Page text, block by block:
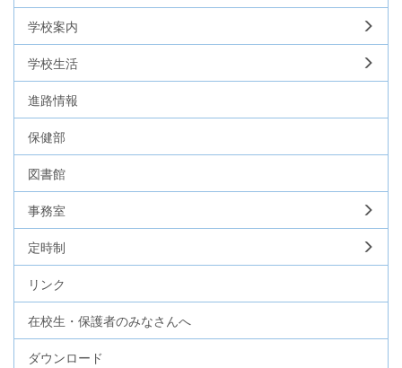
学校案内
学校生活
進路情報
保健部
図書館
事務室
定時制
リンク
在校生・保護者のみなさんへ
ダウンロード